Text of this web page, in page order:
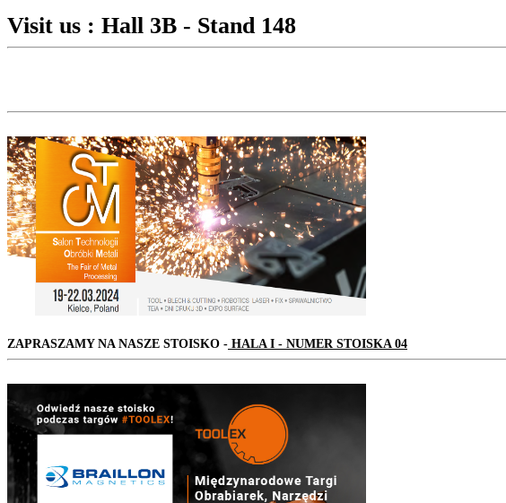
Visit us : Hall 3B - Stand 148
ZAPRASZAMY NA NASZE STOISKO - HALA I - NUMER STOISKA 04